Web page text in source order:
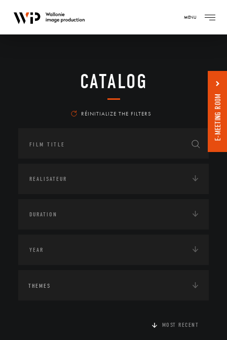
MENU
CATALOG
RÉINITIALIZE THE FILTERS
THEMES
MOST RECENT
E-MEETING ROOM